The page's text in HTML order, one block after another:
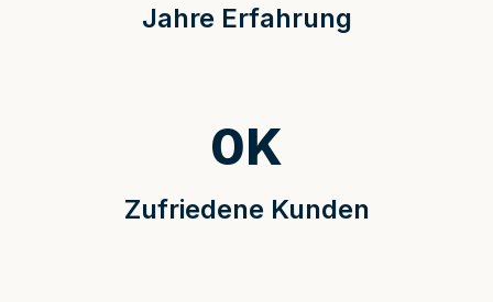
Jahre Erfahrung
Zufriedene Kunden
0K